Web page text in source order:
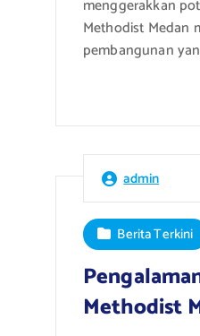
menggerakkan
Methodist Medan
pembangunan
admin
Berita Terkini
Methodist